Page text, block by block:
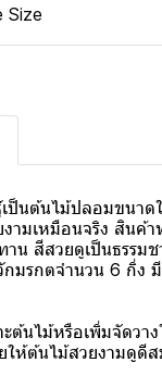
Size
ป็นต้นไม้ปลอมขนา
ามเหมือนจริง สินค้า
สีสวยดูเป็นธรรมช
มรกตจำนวน 6 กิ่ง
ต้นไม้หรือเพิ่มจัดวา
ให้ต้นไม้สวยงามดูดีส